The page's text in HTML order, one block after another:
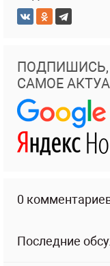
ПОДПИШИСЬ,
САМОЕ
0
Последние